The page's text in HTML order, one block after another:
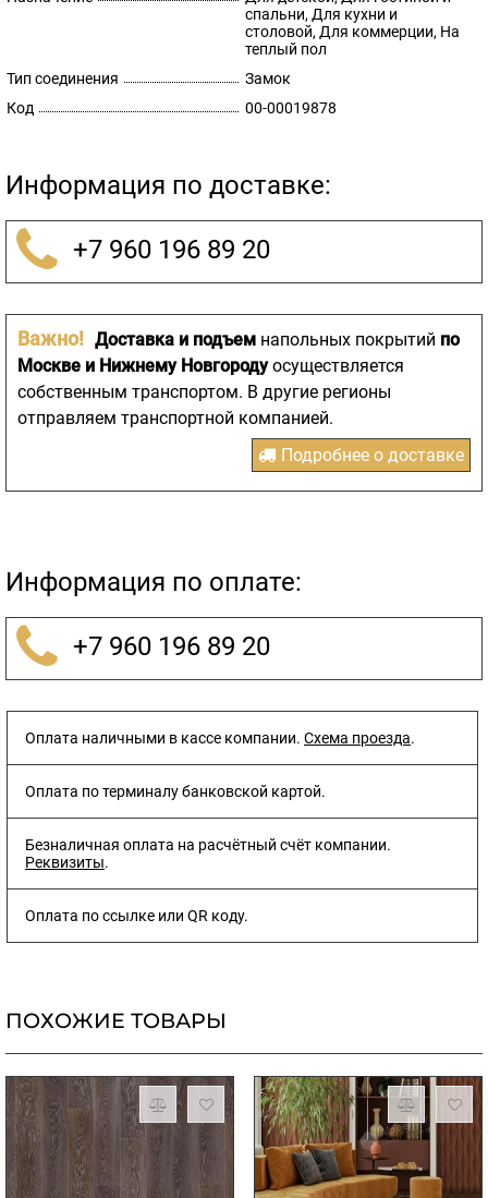
спальни, Для кухни и
столовой, Для коммерции, На
теплый пол
Тип соединения
Замок
Код
00-00019878
Информация по доставке:
+7 960 196 89 20
Важно! Доставка и подъем напольных покрытий по
Москве и Нижнему Новгородуосуществляется
собственным транспортом. В другие регионы
отправляем транспортной компанией.
Подробнее о доставке
Информация по оплате:
+7 960 196 89 20
Оплата наличными в кассе компании. Схема проезда.
Оплата по терминалу банковской картой.
Безналичная оплата на расчётный счёт компании.
Реквизиты.
Оплата по ссылке или QR коду.
ПОХОЖИЕ ТОВАРЫ